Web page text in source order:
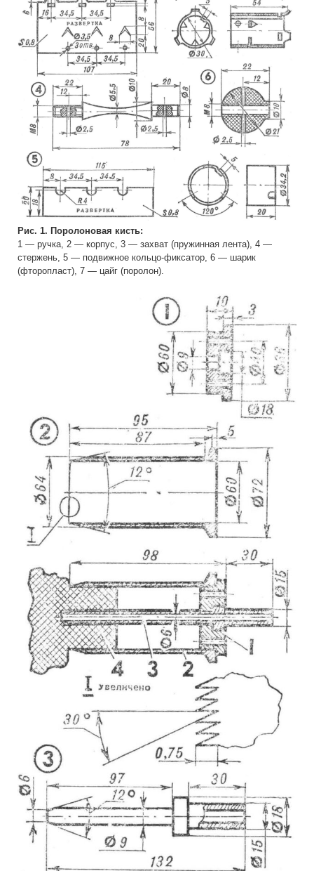
Рис. 1. Поролоновая кисть:
1 — ручка, 2 — корпус, 3 — захват (пружинная лента), 4 —
стержень, 5 — подвижное кольцо-фиксатор, 6 — шарик
(фторопласт), 7 — цайг (поролон).